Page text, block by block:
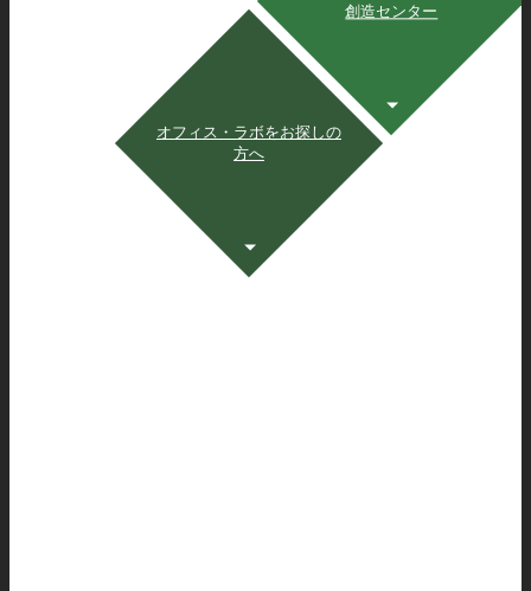
創造センター
オフィス・ラボをお探しの
方へ